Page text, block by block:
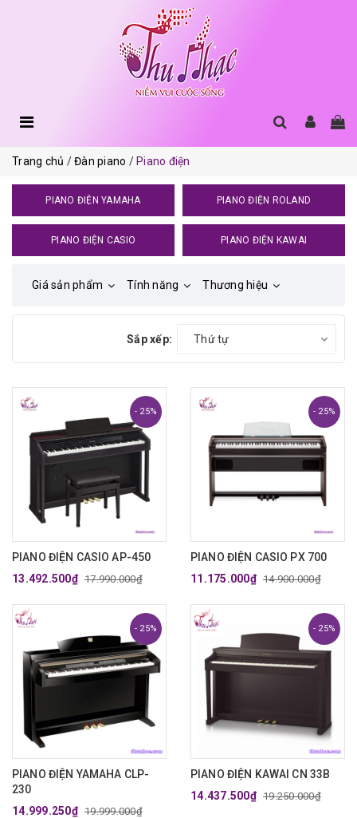
Trang chủ Đàn piano Piano điện
PIANO ĐIỆN YAMAHA PIANO ĐIỆN ROLAND
PIANO ĐIỆN CASIO PIANO ĐIỆN KAWAI
Giá sản phẩm Tính năng Thương hiệu
Sắp xếp: Thứ tự
- 25%
PIANO ĐIỆN CASIO AP-450
13.492.500₫ 17.990.000₫
- 25%
PIANO ĐIỆN CASIO PX 700
11.175.000₫ 14.900.000₫
- 25%
PIANO ĐIỆN YAMAHA CLP-
230
14.999.250₫ 19.999.000₫
- 25%
PIANO ĐIỆN KAWAI CN 33B
14.437.500₫ 19.250.000₫